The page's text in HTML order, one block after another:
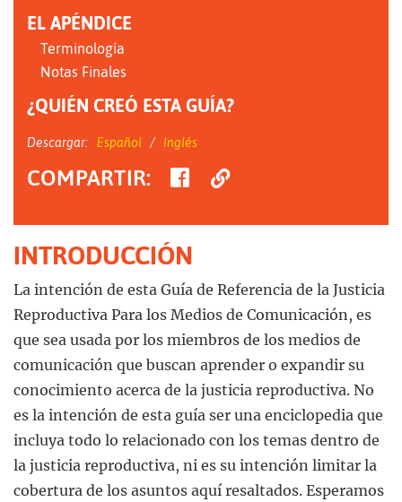
EL APÉNDICE
Terminología
Notas Finales
¿QUIÉN CREÓ ESTA GUÍA?
Descargar: Español Inglés
COMPARTIR:
SHARE
FACEBOOK
Copiar
INTRODUCCIÓN
La intención de esta Guía de Referencia de la Justicia
Reproductiva Para los Medios de Comunicación, es
que sea usada por los miembros de los medios de
comunicación que buscan aprender o expandir su
conocimiento acerca de la justicia reproductiva. No
es la intención de esta guía ser una enciclopedia que
incluya todo lo relacionado con los temas dentro de
la justicia reproductiva, ni es su intención limitar la
cobertura de los asuntos aquí resaltados. Esperamos